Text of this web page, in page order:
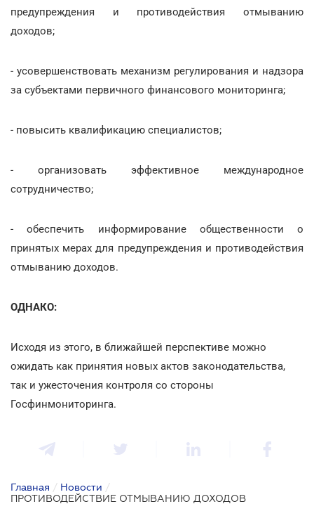
предупреждения и противодействия отмыванию
доходов;
- усовершенствовать механизм регулирования и надзора
за субъектами первичного финансового мониторинга;
- повысить квалификацию специалистов;
- организовать эффективное международное
сотрудничество;
- обеспечить информирование общественности о
принятых мерах для предупреждения и противодействия
отмыванию доходов.
ОДНАКО:
Исходя из этого, в ближайшей перспективе можно
ожидать как принятия новых актов законодательства,
так и ужесточения контроля со стороны
Госфинмониторинга.
Главная / Новости /
ПРОТИВОДЕЙСТВИЕ ОТМЫВАНИЮ ДОХОДОВ